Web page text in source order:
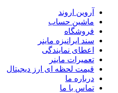
آروین اروند
ماشین حساب
فروشگاه
سند ایرانیزه ماینر
اعطای نمایندگی
تعمیرات ماینر
قیمت لحظه ای ارز دیجیتال
درباره ما
تماس با ما